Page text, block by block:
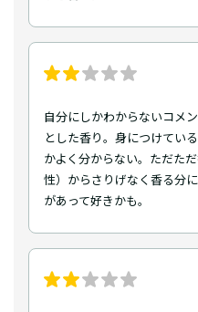
自分にしかわからないコメ
とした香り。身につけてい
かよく分からない。ただた
性）からさりげなく香る分
があって好きかも。